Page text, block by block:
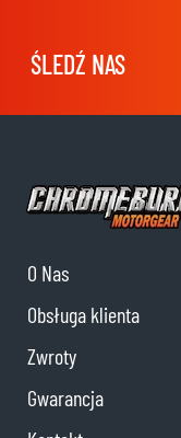
ŚLEDŹ NAS
O Nas
Obsługa klienta
Zwroty
Gwarancja